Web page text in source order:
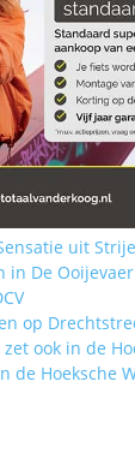
uit
De Ooijevaer
op
ook in de
de Hoeksche